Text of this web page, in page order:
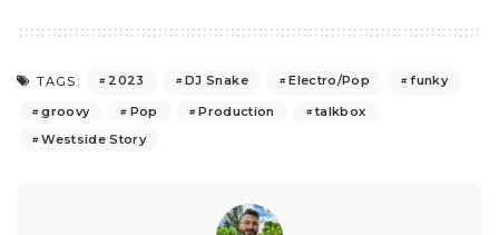
TAGS: 2023 DJ Snake Electro/Pop
funky
groovy
Pop Production
talkbox
Westside Story